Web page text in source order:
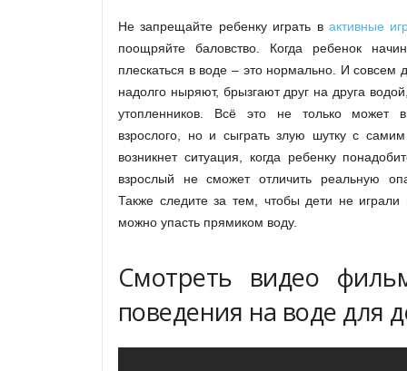
Не запрещайте ребенку играть в активные
поощряйте баловство. Когда ребенок
плескаться в воде – это нормально. И совсем
надолго ныряют, брызгают друг на друга
утопленников. Всё это не только может
взрослого, но и сыграть злую шутку с
возникнет ситуация, когда ребенку
взрослый не сможет отличить реальную
Также следите за тем, чтобы дети не играли
можно упасть прямиком воду.
Смотреть видео
поведения на воде для